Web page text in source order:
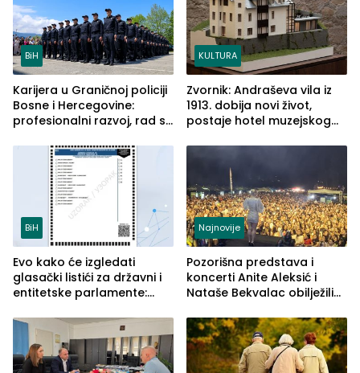
BiH
Karijera u Graničnoj policiji
Bosne i Hercegovine:
profesionalni razvoj, rad sa
služba građanima
KULTURA
Zvornik: Andraševa vila iz
1913. dobija novi život,
postaje hotel muzejskog
BiH
Evo kako će izgledati
glasački listići za državni i
entitetske parlamente:
vidljive na njima
Najnovije
Pozorišna predstava i
koncerti Anite Aleksić i
Nataše Bekvalac obilježili
ljeta (FOTO)